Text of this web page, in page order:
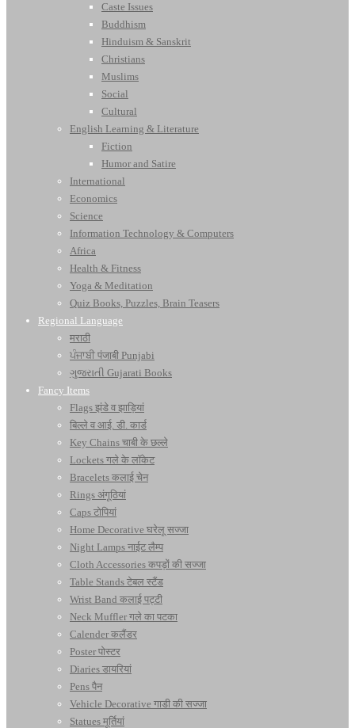
Caste Issues
Buddhism
Hinduism & Sanskrit
Christians
Muslims
Social
Cultural
English Learning & Literature
Fiction
Humor and Satire
International
Economics
Science
Information Technology & Computers
Africa
Health & Fitness
Yoga & Meditation
Quiz Books, Puzzles, Brain Teasers
Regional Language
मराठी
ਪੰਜਾਬੀ पंजाबी Punjabi
ગુજરાતી Gujarati Books
Fancy Items
Flags झंडे व झाड़ियां
बिल्ले व आई. डी. कार्ड
Key Chains चाबी के छल्ले
Lockets गले के लॉकेट
Bracelets कलाई चेन
Rings अंगूठियां
Caps टोपियां
Home Decorative घरेलू सज्जा
Night Lamps नाईट लैम्प
Cloth Accessories कपड़ों की सज्जा
Table Stands टेबल स्टैंड
Wrist Band कलाई पट्टी
Neck Muffler गले का पटका
Calender कलैंडर
Poster पोस्टर
Diaries डायरियां
Pens पैन
Vehicle Decorative गाडी की सज्जा
Statues मूर्तियां